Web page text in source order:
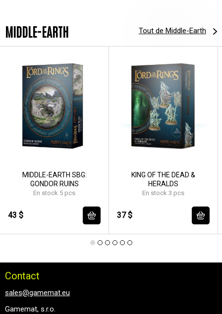
MIDDLE-EARTH Tout de Middle-Earth
MIDDLE-EARTH SBG:
GONDOR RUINS
En stock 5 pcs
43 $
KING OF THE DEAD &
HERALDS
En stock 3 pcs
37 $
Contact
sales@gamemat.eu
Gamemat, s.r.o.